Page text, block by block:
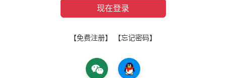
现在登录
【免费注册】 【忘记密码】